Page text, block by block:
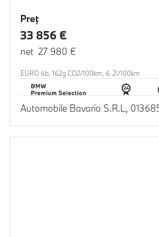
Preţ
33 856 €
net 27 980 €
EURO 6b, 162g CO2/100km, 6.2l/100km
Automobile Bavaria S.R.L,